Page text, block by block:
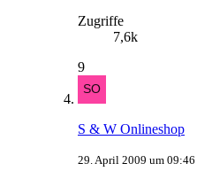
Zugriffe
7,6k
9
S & W Onlineshop
29. April 2009 um 09:46